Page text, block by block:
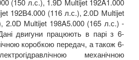
(150 л.с.), 1.9D Multijet 192A1.000
192B4.000 (116 л.с.), 2.0D Multijet
2.0D Multijet 198A5.000 (165 л.с.) -
двигуни працюють в парі з 6-
коробкою передач, а також 6-
механічною